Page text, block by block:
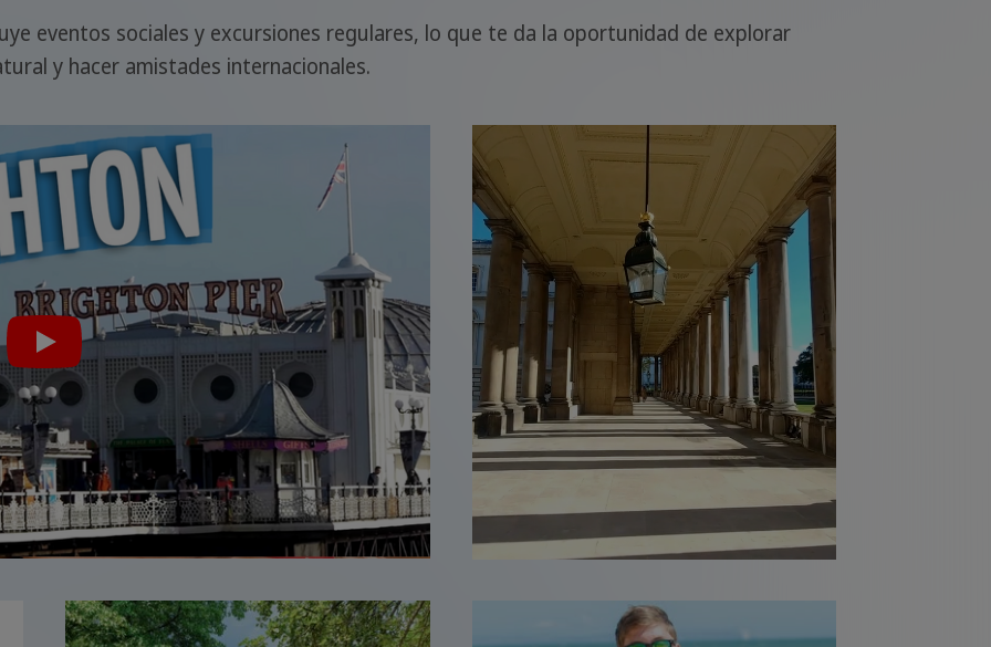
eventos sociales y excursiones regulares, lo que te da la oportunidad de explorar
y hacer amistades internacionales.